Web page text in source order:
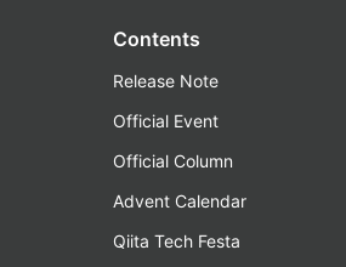
Contents
Release Note
Official Event
Official Column
Advent Calendar
Qiita Tech Festa